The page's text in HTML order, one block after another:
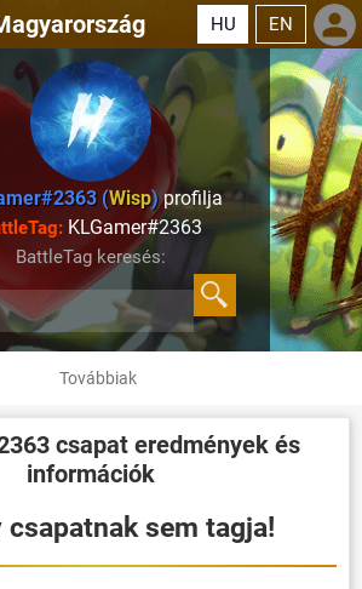
HU EN
(Wisp)profilja
KLGamer#2363
BattleTag keresés:
Továbbiak
csapat eredmények és
információk
csapatnak sem tagja!